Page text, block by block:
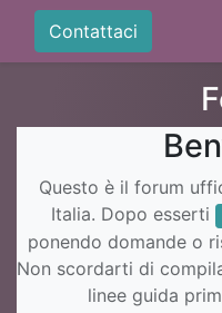
Contattaci
Questo è il forum
Italia. Dopo esserti
ponendo domande o
Non scordarti di
linee guida